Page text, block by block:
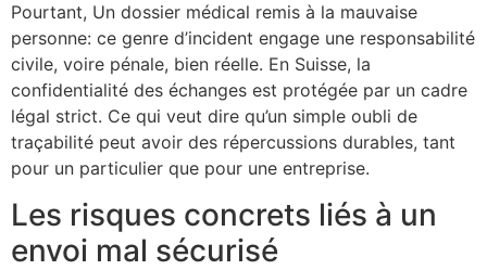
Pourtant, Un dossier médical remis à la mauvaise
personne: ce genre d’incident engage une responsabilité
civile, voire pénale, bien réelle. En Suisse, la
confidentialité des échanges est protégée par un cadre
légal strict. Ce qui veut dire qu’un simple oubli de
traçabilité peut avoir des répercussions durables, tant
pour un particulier que pour une entreprise.
Les risques concrets liés à un
envoi mal sécurisé